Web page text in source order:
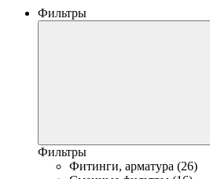
Фильтры
Фильтры
Фитинги, арматура (26)